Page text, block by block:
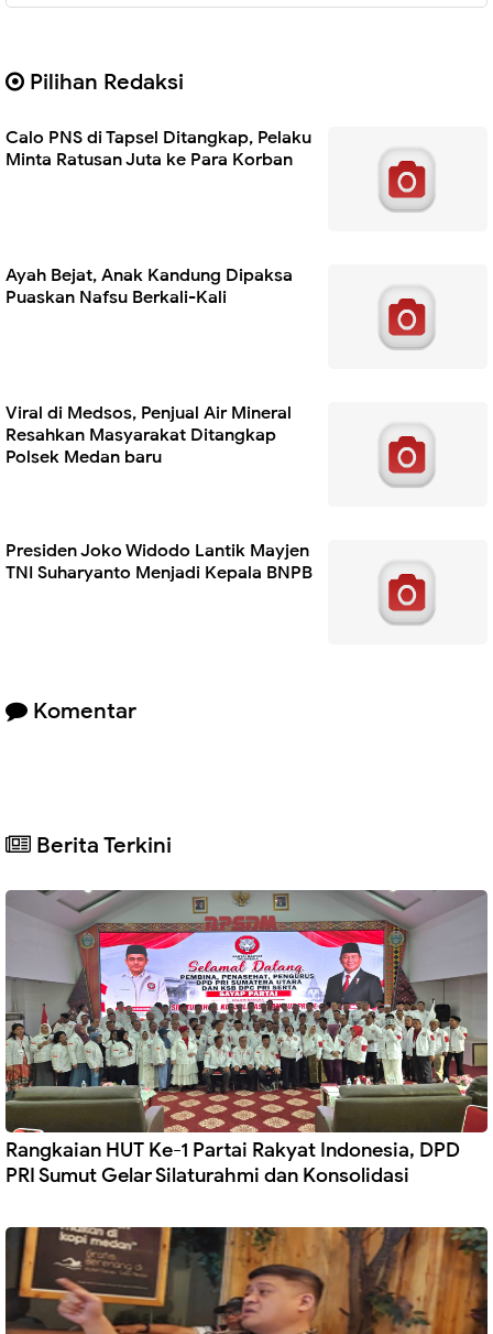
Pilihan Redaksi
Calo PNS di Tapsel Ditangkap, Pelaku
Minta Ratusan Juta ke Para Korban
Ayah Bejat, Anak Kandung Dipaksa
Puaskan Nafsu Berkali-Kali
Viral di Medsos, Penjual Air Mineral
Resahkan Masyarakat Ditangkap
Polsek Medan baru
Presiden Joko Widodo Lantik Mayjen
TNI Suharyanto Menjadi Kepala BNPB
Komentar
Berita Terkini
Rangkaian HUT Ke-1 Partai Rakyat Indonesia, DPD
PRI Sumut Gelar Silaturahmi dan Konsolidasi